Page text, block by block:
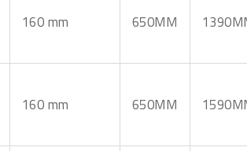
160 mm 650MM
160 mm 650MM